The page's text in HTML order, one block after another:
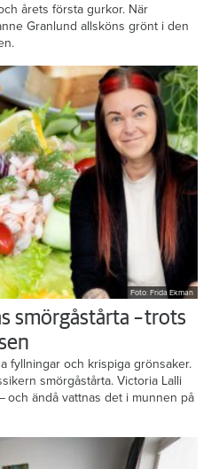
årets första gurkor. När
Granlund allsköns grönt i den
Foto: Frida Ekman
smörgåstårta – trots
fyllningar och krispiga grönsaker.
smörgåstårta. Victoria Lalli
och ändå vattnas det i munnen på